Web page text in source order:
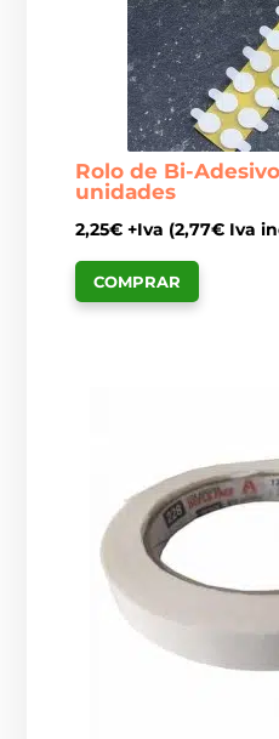
Rolo de Bi-
unidades
2,25€ +Iva (2,77€ Iva
COMPRAR